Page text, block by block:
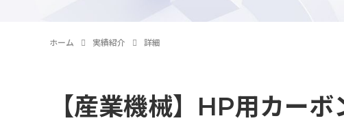
イベント制作・運営
ホーム 実績紹介 詳細
【産業機械】HP用カー